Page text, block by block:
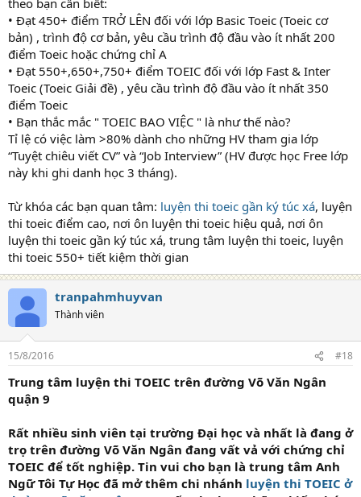
• Đạt 450+ điểm TRỞ LÊN đối với lớp Basic Toeic (Toeic cơ
bản) , trình độ cơ bản, yêu cầu trình độ đầu vào ít nhất 200
điểm Toeic hoặc chứng chỉ A
• Đạt 550+,650+,750+ điểm TOEIC đối với lớp Fast & Inter
Toeic (Toeic Giải đề) , yêu cầu trình độ đầu vào ít nhất 350
điểm Toeic
• Bạn thắc mắc " TOEIC BAO VIỆC " là như thế nào?
Tỉ lệ có việc làm >80% dành cho những HV tham gia lớp
“Tuyệt chiêu viết CV” và “Job Interview” (HV được học Free lớp
này khi ghi danh học 3 tháng).
Từ khóa các bạn quan tâm: luyện thi toeic gần ký túc xá, luyện
thi toeic điểm cao, nơi ôn luyện thi toeic hiệu quả, nơi ôn
luyện thi toeic gần ký túc xá, trung tâm luyện thi toeic, luyện
thi toeic 550+ tiết kiệm thời gian
tranpahmhuyvan
Thành viên
15/8/2016 #18
Trung tâm luyện thi TOEIC trên đường Võ Văn Ngân
quận 9
Rất nhiều sinh viên tại trường Đại học và nhất là đang ở
trọ trên đường Võ Văn Ngân đang vất vả với chứng chỉ
TOEIC để tốt nghiệp. Tin vui cho bạn là trung tâm Anh
Ngữ Tôi Tự Học đã mở thêm chi nhánh luyện thi TOEIC ở